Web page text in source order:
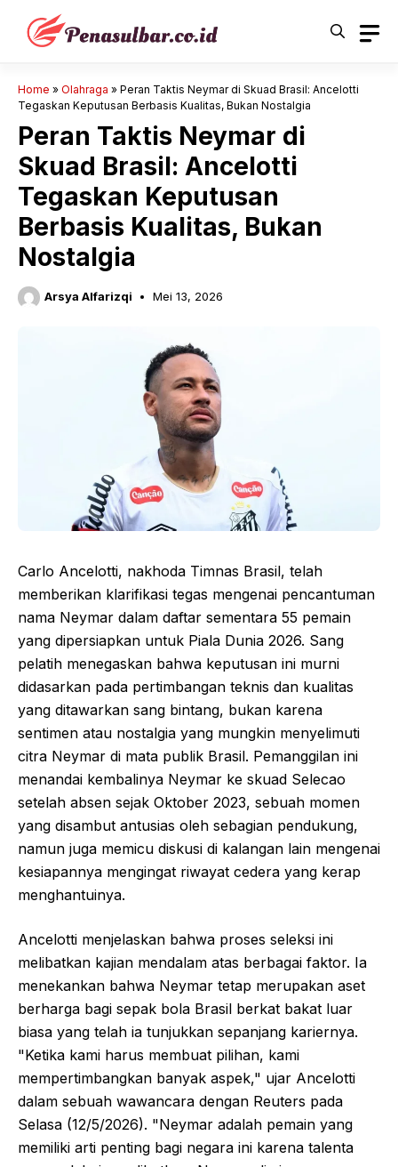
Langsung
Home » Olahraga » Peran Taktis Neymar di Skuad Brasil: Ancelotti
Tegaskan Keputusan Berbasis Kualitas, Bukan Nostalgia
Peran Taktis Neymar di
Skuad Brasil: Ancelotti
Tegaskan Keputusan
Berbasis Kualitas, Bukan
Nostalgia
Arsya Alfarizqi Mei 13, 2026
Carlo Ancelotti, nakhoda Timnas Brasil, telah
memberikan klarifikasi tegas mengenai pencantuman
nama Neymar dalam daftar sementara 55 pemain
yang dipersiapkan untuk Piala Dunia 2026. Sang
pelatih menegaskan bahwa keputusan ini murni
didasarkan pada pertimbangan teknis dan kualitas
yang ditawarkan sang bintang, bukan karena
sentimen atau nostalgia yang mungkin menyelimuti
citra Neymar di mata publik Brasil. Pemanggilan ini
menandai kembalinya Neymar ke skuad Selecao
setelah absen sejak Oktober 2023, sebuah momen
yang disambut antusias oleh sebagian pendukung,
namun juga memicu diskusi di kalangan lain mengenai
kesiapannya mengingat riwayat cedera yang kerap
menghantuinya.
Ancelotti menjelaskan bahwa proses seleksi ini
melibatkan kajian mendalam atas berbagai faktor. Ia
menekankan bahwa Neymar tetap merupakan aset
berharga bagi sepak bola Brasil berkat bakat luar
biasa yang telah ia tunjukkan sepanjang kariernya.
"Ketika kami harus membuat pilihan, kami
mempertimbangkan banyak aspek," ujar Ancelotti
dalam sebuah wawancara dengan Reuters pada
Selasa (12/5/2026). "Neymar adalah pemain yang
memiliki arti penting bagi negara ini karena talenta